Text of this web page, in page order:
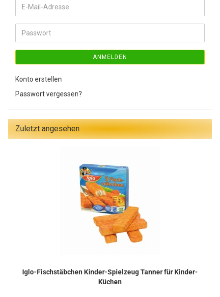
E-
Mail-
Adresse
Passwort
ANMELDEN
Konto erstellen
Passwort vergessen?
Zuletzt angesehen
Iglo-Fischstäbchen Kinder-Spielzeug Tanner für Kinder-
Küchen